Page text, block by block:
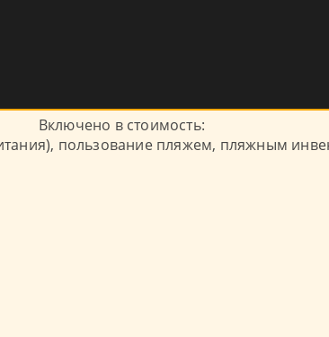
Включено в стоимость:
пользование пляжем, пляжным